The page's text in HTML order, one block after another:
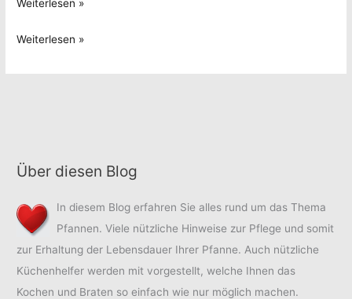
Weiterlesen »
Französische
Weiterlesen »
Über diesen Blog
In diesem Blog erfahren Sie alles rund um das Thema
Pfannen. Viele nützliche Hinweise zur Pflege und somit
zur Erhaltung der Lebensdauer Ihrer Pfanne. Auch nützliche
Küchenhelfer werden mit vorgestellt, welche Ihnen das
Kochen und Braten so einfach wie nur möglich machen.